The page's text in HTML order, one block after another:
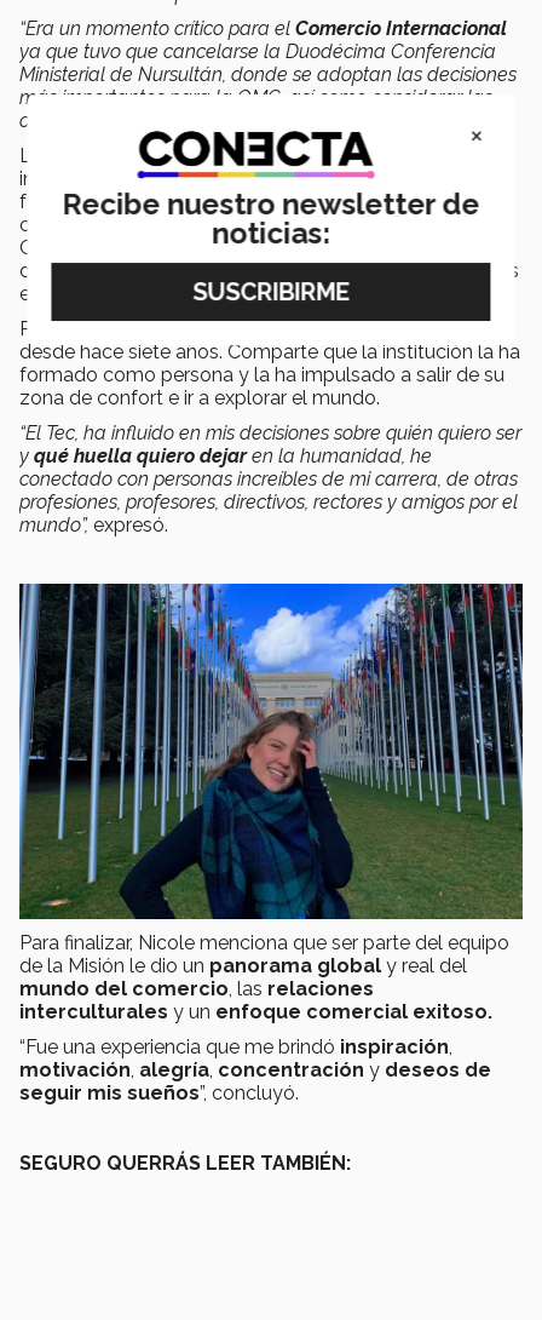
“Era un momento crítico para el Comercio Internacional
ya que tuvo que cancelarse la Duodécima Conferencia
Ministerial de Nursultán, donde se adoptan las decisiones
más importantes para la OMC, así como considerar las
consecuencias de postergarla”,
La futura egresada comenta que la
OMC
incorporaron activamente al modelo digital, para ella
fue admirable y sobresaliente observar cómo en
cuestión de días, ya estaban todos los Comités y
Conferencias de manera remota y con la participación
de todos los Países Miembros y exponentes de grandes
empresas, instituciones y universidades.
Para Nicole elTeces su segunda casa, su alma máter
desde hace siete años. Comparte que la institución la ha
formado como persona y la ha impulsado a salir de su
zona de confort e ir a explorar el mundo.
“El Tec, ha influido en mis decisiones sobre quién quiero ser
y qué huella quiero dejaren la humanidad, he
conectado con personas increíbles de mi carrera, de otras
profesiones, profesores, directivos, rectores y amigos por el
mundo”, expresó.
Para finalizar, Nicole menciona que ser parte del equipo
de la Misión le dio un panorama global y real del
mundo del comercio, las relaciones
interculturales y un enfoque comercial exitoso.
“Fue una experiencia que me brindó inspiración,
motivación, alegría, concentración y deseos de
seguir mis sueños”, concluyó.
SEGURO QUERRÁS LEER TAMBIÉN:
×
Recibe nuestro newsletter de
noticias: